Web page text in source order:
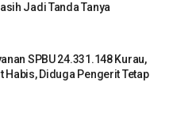
Jadi Tanda Tanya
SPBU 24.331.148 Kurau,
Habis, Diduga Pengerit Tetap